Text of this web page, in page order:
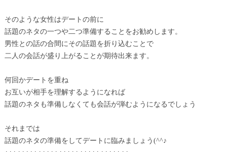
そのような女性はデートの前に
話題のネタの一つや二つ準備することをお勧めします。
男性との話の合間にその話題を折り込むことで
二人の会話が盛り上がることが期待出来ます。
何回かデートを重ね
お互いが相手を理解するようになれば
話題のネタも準備しなくても会話が弾むようになるでしょう
それまでは
話題のネタの準備をしてデートに臨みましょう(^^♪